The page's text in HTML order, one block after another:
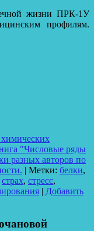
жизни ПРК-1У
профилям.
"Числовые ряды
разных авторов по
| Метки: белки,
страх, стресс,
| Добавить